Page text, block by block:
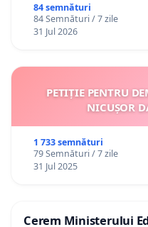
84 semnături
84 Semnături / 7 zile
31 Jul 2026
PETIȚIE PENTRU
NICUȘOR
1 733 semnături
79 Semnături / 7 zile
31 Jul 2025
Cerem Ministerului